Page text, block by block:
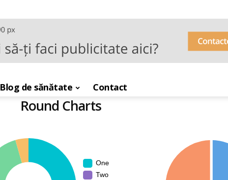
Blog de sănătate Contact
Round Charts
One
Two